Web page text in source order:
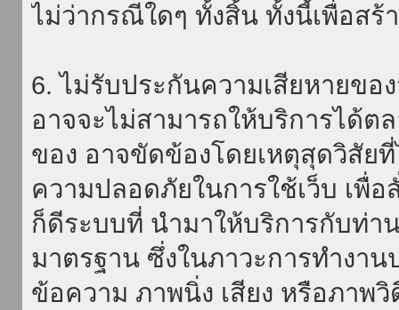
ไม่ว่ากรณีใดๆ ทั้งสิ้น ทั้งนี้เพื่อสร้
6. ไม่รับประกันความเสียหายขอ
อาจจะไม่สามารถให้บริการได้ต
ของ อาจขัดข้องโดยเหตุสุดวิสัย
ความปลอดภัยในการใช้เว็บ เพื่
ก็ดีระบบที่ นำมาให้บริการกับท่
มาตรฐาน ซึ่งในภาวะการทำงา
ข้อความ ภาพนิ่ง เสียง หรือภาพ